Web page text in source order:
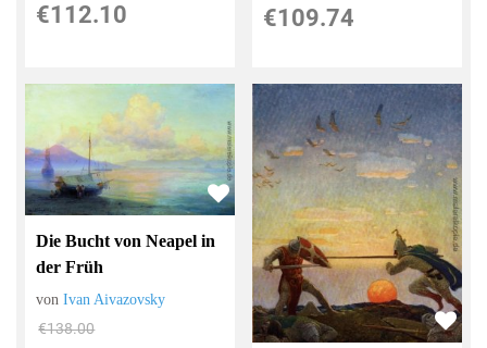
€112.10 €109.74
Die Bucht von Neapel in
der Früh
vonIvan Aivazovsky
€138.00